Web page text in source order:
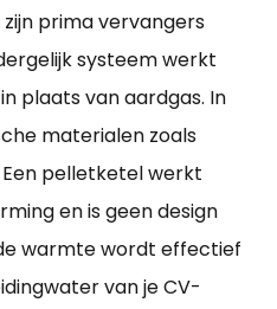
prima vervangers
systeem werkt
plaats van aardgas. In
materialen zoals
pelletketel werkt
en is geen design
warmte wordt effectief
van je CV-